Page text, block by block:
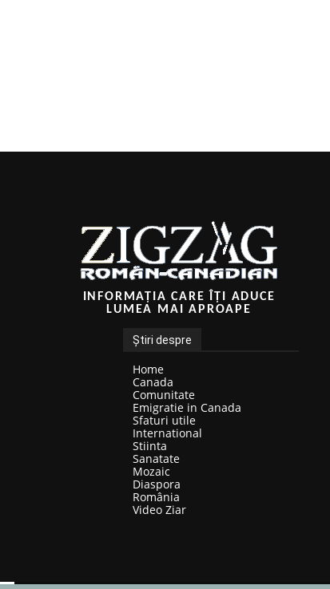
INFORMAȚIA CARE ÎȚI ADUCE
LUMEA MAI APROAPE
Știri despre
Home
Canada
Comunitate
Emigratie in Canada
Sfaturi utile
International
Stiinta
Sanatate
Mozaic
Diaspora
România
Video Ziar